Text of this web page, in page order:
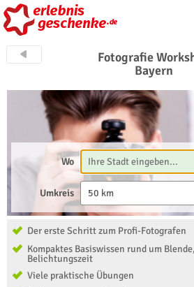
Fotografie
Bayern
Wo
Umkreis 50 km
Der erste Schritt zum Profi-Fotografen
Kompaktes Basiswissen rund um
Belichtungszeit
Viele praktische Übungen